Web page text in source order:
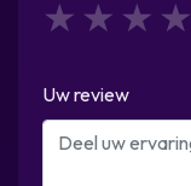
3
2
1
Uw review